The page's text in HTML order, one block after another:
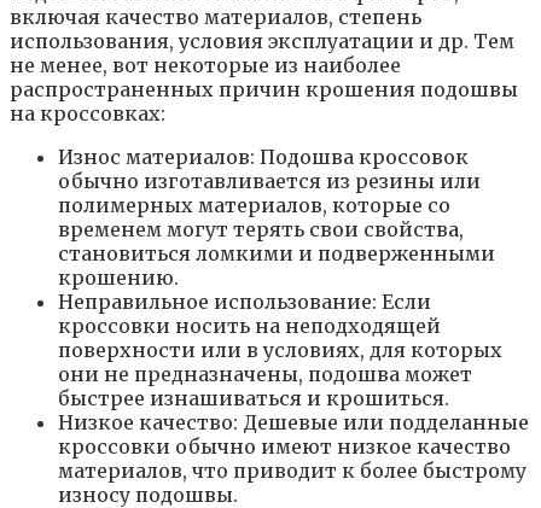
включая качество материалов, степень
использования, условия эксплуатации и др. Тем
не менее, вот некоторые из наиболее
распространенных причин крошения подошвы
на кроссовках:
Износ материалов: Подошва кроссовок
обычно изготавливается из резины или
полимерных материалов, которые со
временем могут терять свои свойства,
становиться ломкими и подверженными
крошению.
Неправильное использование: Если
кроссовки носить на неподходящей
поверхности или в условиях, для которых
они не предназначены, подошва может
быстрее изнашиваться и крошиться.
Низкое качество: Дешевые или подделанные
кроссовки обычно имеют низкое качество
материалов, что приводит к более быстрому
износу подошвы.